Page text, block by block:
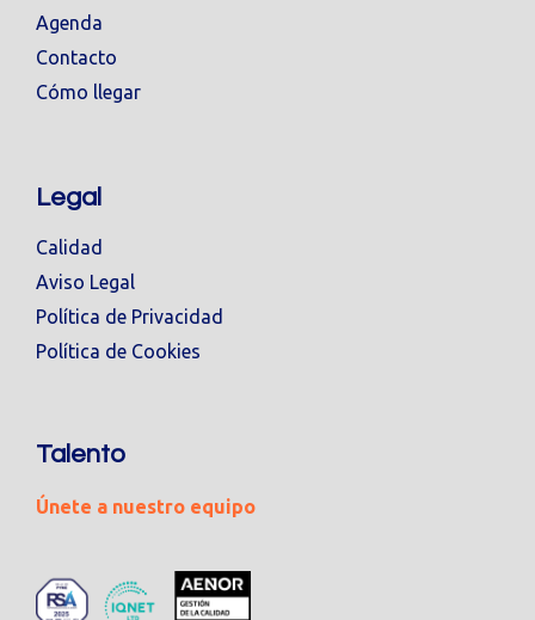
Agenda
Contacto
Cómo llegar
Legal
Calidad
Aviso Legal
Política de Privacidad
Política de Cookies
Talento
Únete a nuestro equipo